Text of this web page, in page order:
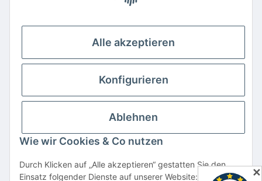
Kauf auf Rechnung
Große Auswahl an Netzteilen und Ladegeräten
Schnelle Lieferung
Hohe Lagerverfügbarkeit
Vertrag widerrufen
Alle akzeptieren
Konfigurieren
Ablehnen
Wie wir Cookies & Co nutzen
Durch Klicken auf „Alle akzeptieren“ gestatten Sie den
Einsatz folgender Dienste auf unserer Website: YouTube,
✕